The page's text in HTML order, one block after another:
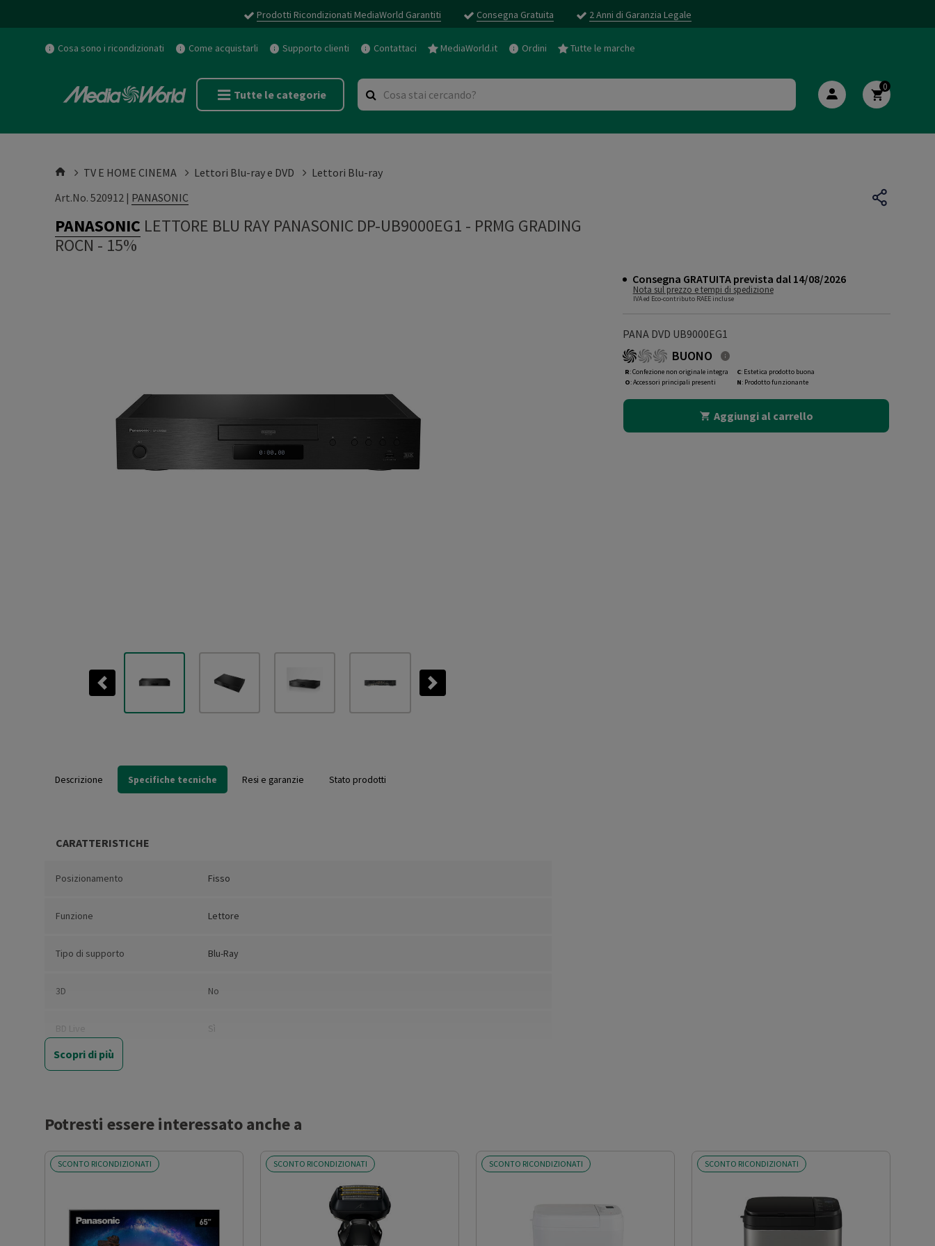
Prodotti Ricondizionati MediaWorld Garantiti Consegna Gratuita 2 Anni di Garanzia Legale
Cosa sono i ricondizionati Come acquistarli Supporto clienti Contattaci MediaWorld.it Ordini Tutte le marche
Tutte le categorie
0
TV E HOME CINEMA Lettori Blu-ray e DVD
Lettori Blu-ray
Art.No. 520912 | PANASONIC
PANASONIC LETTORE BLU RAY PANASONIC DP-UB9000EG1 - PRMG GRADING
ROCN - 15%
Previous Next
Consegna GRATUITA prevista dal 14/08/2026
Nota sul prezzo e tempi di spedizione
IVA ed Eco-contributo RAEE incluse
PANA DVD UB9000EG1
BUONO
R: Confezione non originale integra
O: Accessori principali presenti
C: Estetica prodotto buona
N: Prodotto funzionante
Aggiungi al carrello
Descrizione Specifiche tecniche Resi e garanzie Stato prodotti
CARATTERISTICHE
Posizionamento Fisso
Funzione Lettore
Tipo di supporto Blu-Ray
3D No
BD Live Sì
Numero HDMI totali
Sì
Scopri di più
Potresti essere interessato anche a
SCONTO RICONDIZIONATI SCONTO RICONDIZIONATI SCONTO RICONDIZIONATI SCONTO RICONDIZIONATI